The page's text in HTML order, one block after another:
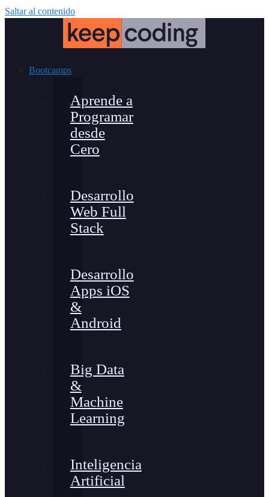
Saltar al contenido
Bootcamps
Aprende a
Programar
desde
Cero
Desarrollo
Web Full
Stack
Desarrollo
Apps iOS
&
Android
Big Data
&
Machine
Learning
Inteligencia
Artificial